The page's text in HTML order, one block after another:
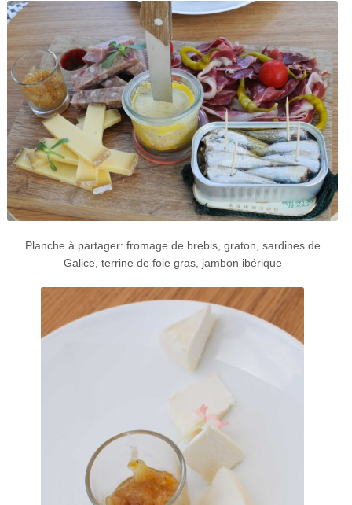
Planche à partager: fromage de brebis, graton, sardines de
Galice, terrine de foie gras, jambon ibérique